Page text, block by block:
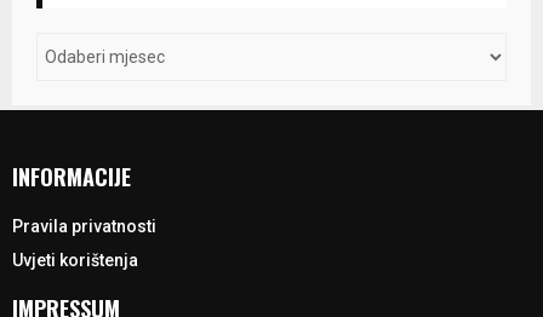
INFORMACIJE
Pravila privatnosti
Uvjeti korištenja
IMPRESSUM